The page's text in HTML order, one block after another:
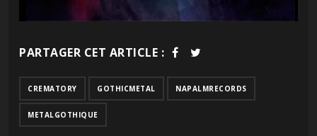
PARTAGER CET ARTICLE :
CREMATORY GOTHICMETAL NAPALMRECORDS
METALGOTHIQUE